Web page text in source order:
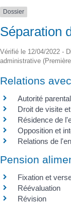
Dossier
Séparation
Vérifié le 12/04/2022 -
administrative
Relations
Autorité
Droit de visite
Résidence de
Opposition et
Relations de
Pension
Fixation et
Réévaluation
Révision